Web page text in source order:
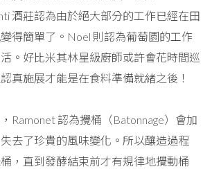
酒莊認為由於絕大部分的工作已經在田
得簡單了。Noel 則認為葡萄園的工作
。好比米其林星級廚師或許會花時間巡
真施展才能是在食料準備就緒之後！
Ramonet 認為攪桶（Batonnage）會加
去了珍貴的風味變化。所以釀造過程
，直到發酵結束前才有規律地攪動桶